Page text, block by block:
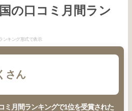
の口コミ月間ラン
ンキング形式で表示
さん
ミ月間ランキングで1位を受賞された